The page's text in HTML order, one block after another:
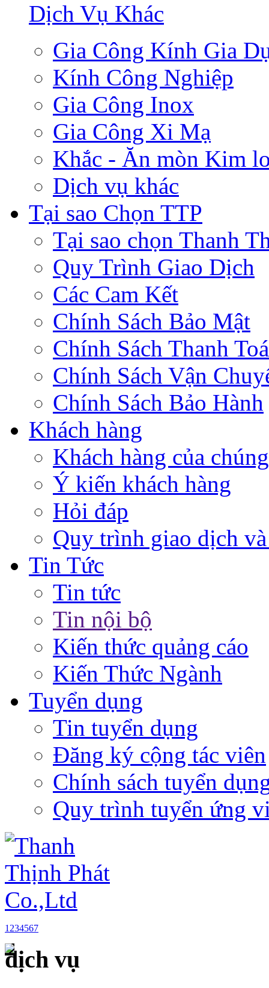
Dịch Vụ Khác
Gia Công Kính Gia
Kính Công Nghiệp
Gia Công Inox
Gia Công Xi Mạ
Khắc - Ăn mòn Kim
Dịch vụ khác
Tại sao Chọn TTP
Tại sao chọn Thanh
Quy Trình Giao Dịch
Các Cam Kết
Chính Sách Bảo Mật
Chính Sách Thanh
Chính Sách Vận
Chính Sách Bảo Hành
Khách hàng
Khách hàng của
Ý kiến khách hàng
Hỏi đáp
Quy trình giao dịch
Tin Tức
Tin tức
Tin nội bộ
Kiến thức quảng cáo
Kiến Thức Ngành
Tuyển dụng
Tin tuyển dụng
Đăng ký cộng tác viên
Chính sách tuyển
Quy trình tuyển ứng
1 234567
dịch vụ